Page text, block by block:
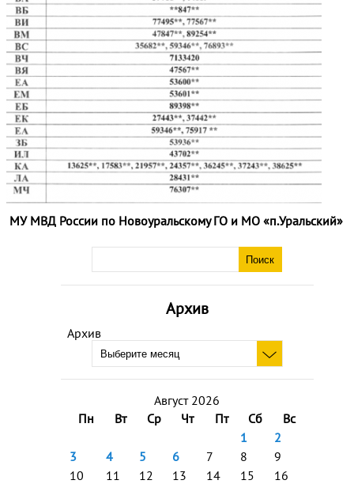
Архив
Архив
Август 2026
Пн
Вт Ср Чт Пт Сб
Вс
1
2
3
4 5 6 7 8
9
10
11 12 13 14 15
16
МУ МВД России по Новоуральскому ГО и МО «п.Уральский»